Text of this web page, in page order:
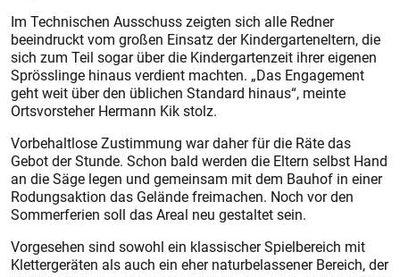
Im Technischen Ausschuss zeigten sich alle Redner
beeindruckt vom großen Einsatz der Kindergarteneltern, die
sich zum Teil sogar über die Kindergartenzeit ihrer eigenen
Sprösslinge hinaus verdient machten. „Das Engagement
geht weit über den üblichen Standard hinaus“, meinte
Ortsvorsteher Hermann Kik stolz.
Vorbehaltlose Zustimmung war daher für die Räte das
Gebot der Stunde. Schon bald werden die Eltern selbst Hand
an die Säge legen und gemeinsam mit dem Bauhof in einer
Rodungsaktion das Gelände freimachen. Noch vor den
Sommerferien soll das Areal neu gestaltet sein.
Vorgesehen sind sowohl ein klassischer Spielbereich mit
Klettergeräten als auch ein eher naturbelassener Bereich, der